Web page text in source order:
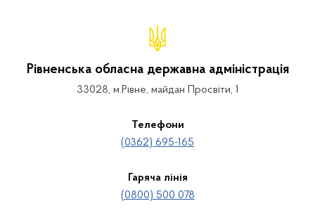
Рівненська обласна державна адміністрація
33028, м.Рівне, майдан Просвіти, 1
Телефони
(0362) 695-165
Гаряча лінія
(0800) 500 078